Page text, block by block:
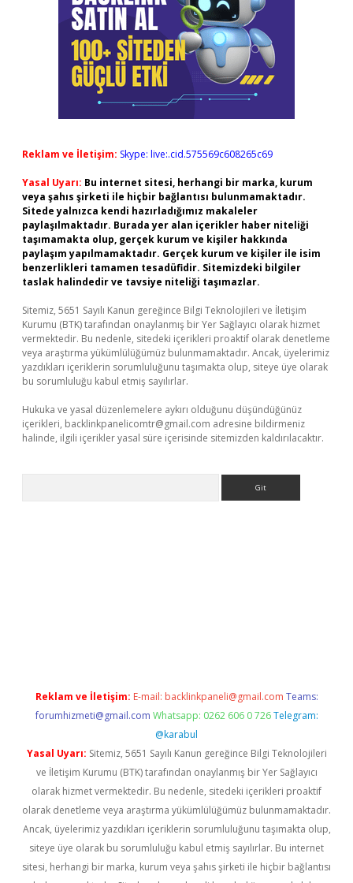
Reklam ve İletişim: Skype: live:.cid.575569c608265c69
Yasal Uyarı: Bu internet sitesi, herhangi bir marka, kurum
veya şahıs şirketi ile hiçbir bağlantısı bulunmamaktadır.
Sitede yalnızca kendi hazırladığımız makaleler
paylaşılmaktadır. Burada yer alan içerikler haber niteliği
taşımamakta olup, gerçek kurum ve kişiler hakkında
paylaşım yapılmamaktadır. Gerçek kurum ve kişiler ile isim
benzerlikleri tamamen tesadüfidir. Sitemizdeki bilgiler
taslak halindedir ve tavsiye niteliği taşımazlar.
Sitemiz, 5651 Sayılı Kanun gereğince Bilgi Teknolojileri ve İletişim
Kurumu (BTK) tarafından onaylanmış bir Yer Sağlayıcı olarak hizmet
vermektedir. Bu nedenle, sitedeki içerikleri proaktif olarak denetleme
veya araştırma yükümlülüğümüz bulunmamaktadır. Ancak, üyelerimiz
yazdıkları içeriklerin sorumluluğunu taşımakta olup, siteye üye olarak
bu sorumluluğu kabul etmiş sayılırlar.
Hukuka ve yasal düzenlemelere aykırı olduğunu düşündüğünüz
içerikleri, backlinkpanelicomtr@gmail.com adresine bildirmeniz
halinde, ilgili içerikler yasal süre içerisinde sitemizden kaldırılacaktır.
Reklam ve İletişim: E-mail: backlinkpaneli@gmail.com Teams:
forumhizmeti@gmail.com Whatsapp: 0262 606 0 726 Telegram:
@karabul
Yasal Uyarı: Sitemiz, 5651 Sayılı Kanun gereğince Bilgi Teknolojileri
ve İletişim Kurumu (BTK) tarafından onaylanmış bir Yer Sağlayıcı
olarak hizmet vermektedir. Bu nedenle, sitedeki içerikleri proaktif
olarak denetleme veya araştırma yükümlülüğümüz bulunmamaktadır.
Ancak, üyelerimiz yazdıkları içeriklerin sorumluluğunu taşımakta olup,
siteye üye olarak bu sorumluluğu kabul etmiş sayılırlar. Bu internet
sitesi, herhangi bir marka, kurum veya şahıs şirketi ile hiçbir bağlantısı